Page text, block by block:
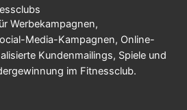
Werbekampagnen,
Media-Kampagnen, Online-
Kundenmailings, Spiele und
im Fitnessclub.